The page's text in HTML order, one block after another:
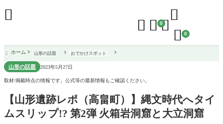
  0

 0

 ホーム 山形の話題 おでかけスポット
山形の話題 2023年5月27日
取材/掲載時点の情報です。公式等の最新情報もご確認ください。
【山形遺跡レポ（高畠町）】縄文時代へタイ
ムスリップ!? 第2弾 火箱岩洞窟と大立洞窟